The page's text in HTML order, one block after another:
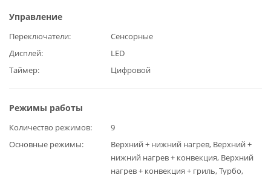
Управление
Переключатели
Сенсорные
Дисплей
LED
Таймер
Цифровой
Режимы работы
Количество режимов
9
Основные режимы
Верхний + нижний нагрев, Верхний +
нижний нагрев + конвекция, Верхний
нагрев + конвекция + гриль, Турбо,